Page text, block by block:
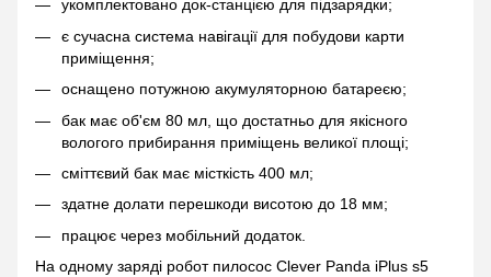
укомплектовано док-станцією для підзарядки;
є сучасна система навігації для побудови карти
приміщення;
оснащено потужною акумуляторною батареєю;
бак має об'єм 80 мл, що достатньо для якісного
вологого прибирання приміщень великої площі;
сміттєвий бак має місткість 400 мл;
здатне долати перешкоди висотою до 18 мм;
працює через мобільний додаток.
На одному заряді робот пилосос Clever Panda iPlus s5